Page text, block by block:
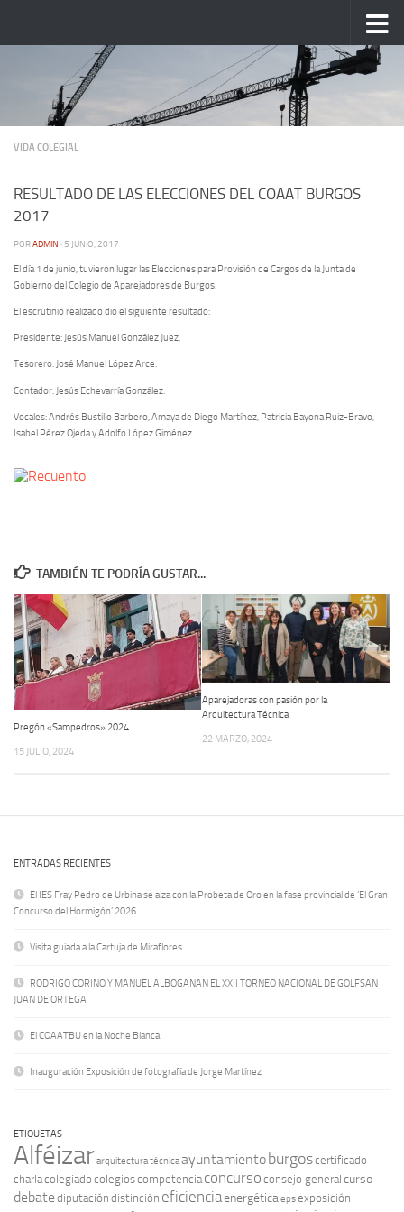
VIDA COLEGIAL
RESULTADO DE LAS ELECCIONES DEL COAAT BURGOS
2017
PORADMIN · 5 JUNIO, 2017
El día 1 de junio, tuvieron lugar las Elecciones para Provisión de Cargos de la Junta de
Gobierno del Colegio de Aparejadores de Burgos.
El escrutinio realizado dio el siguiente resultado:
Presidente: Jesús Manuel González Juez.
Tesorero: José Manuel López Arce.
Contador: Jesús Echevarría González.
Vocales: Andrés Bustillo Barbero, Amaya de Diego Martínez, Patricia Bayona Ruiz-Bravo,
Isabel Pérez Ojeda y Adolfo López Giménez.
TAMBIÉN TE PODRÍA GUSTAR...
Pregón «Sampedros» 2024
15 JULIO, 2024
Aparejadoras con pasión por la
Arquitectura Técnica
22 MARZO, 2024
ENTRADAS RECIENTES
El IES Fray Pedro de Urbina se alza con la Probeta de Oro en la fase provincial de ‘El Gran
Concurso del Hormigón’ 2026
Visita guiada a la Cartuja de Miraflores
RODRIGO CORINO Y MANUEL ALBOGANAN EL XXII TORNEO NACIONAL DE GOLFSAN
JUAN DE ORTEGA
El COAATBU en la Noche Blanca
Inauguración Exposición de fotografía de Jorge Martínez
ETIQUETAS
Alféizararquitectura técnicaayuntamientoburgoscertificado
charlacolegiado colegioscompetencia concurso consejo general curso
debatediputación distinción eficienciaenergéticaepsexposición